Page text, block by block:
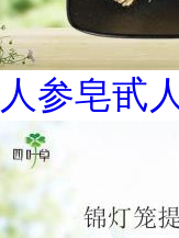
人参皂甙